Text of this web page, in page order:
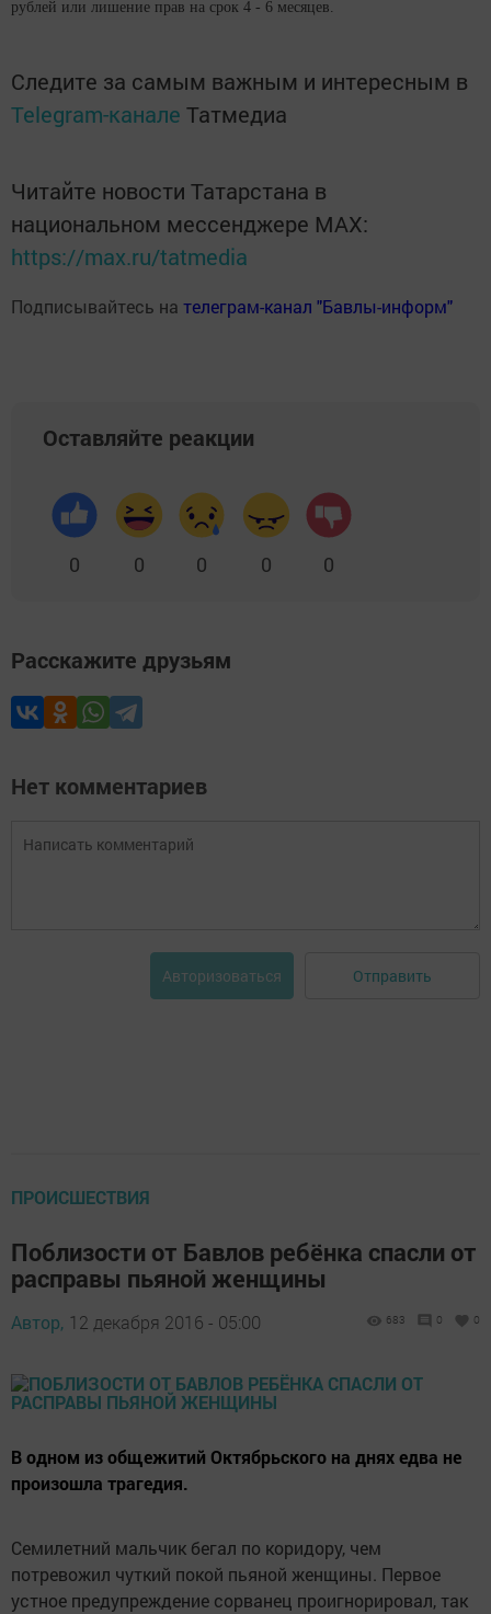
рублей или лишение прав на срок 4 - 6 месяцев.
Следите за самым важным и интересным в
Telegram-канале Татмедиа
Читайте новости Татарстана в
национальном мессенджере MАХ:
https://max.ru/tatmedia
Подписывайтесь на телеграм-канал "Бавлы-информ"
Оставляйте реакции
0 0 0 0 0
Расскажите друзьям
Нет комментариев
Авторизоваться Отправить
ПРОИСШЕСТВИЯ
Поблизости от Бавлов ребёнка спасли от
расправы пьяной женщины
Автор, 12 декабря 2016 - 05:00 683 0 0
В одном из общежитий Октябрьского на днях едва не
произошла трагедия.
Семилетний мальчик бегал по коридору, чем
потревожил чуткий покой пьяной женщины. Первое
устное предупреждение сорванец проигнорировал, так